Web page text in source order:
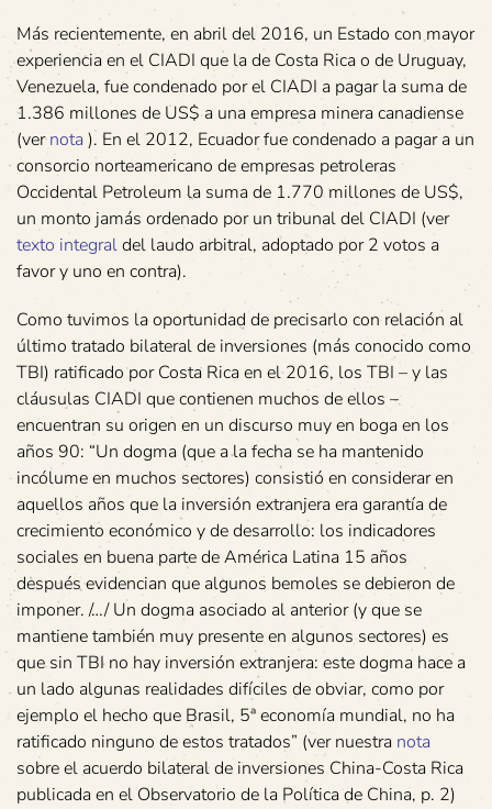
Más recientemente, en abril del 2016, un Estado con mayor
experiencia en el CIADI que la de Costa Rica o de Uruguay,
Venezuela, fue condenado por el CIADI a pagar la suma de
1.386 millones de US$ a una empresa minera canadiense
(vernota ). En el 2012, Ecuador fue condenado a pagar a un
consorcio norteamericano de empresas petroleras
Occidental Petroleum la suma de 1.770 millones de US$,
un monto jamás ordenado por un tribunal del CIADI (ver
texto integraldel laudo arbitral, adoptado por 2 votos a
favor y uno en contra).
Como tuvimos la oportunidad de precisarlo con relación al
último tratado bilateral de inversiones (más conocido como
TBI) ratificado por Costa Rica en el 2016, los TBI – y las
cláusulas CIADI que contienen muchos de ellos –
encuentran su origen en un discurso muy en boga en los
años 90: “Un dogma (que a la fecha se ha mantenido
incólume en muchos sectores) consistió en considerar en
aquellos años que la inversión extranjera era garantía de
crecimiento económico y de desarrollo: los indicadores
sociales en buena parte de América Latina 15 años
después evidencian que algunos bemoles se debieron de
imponer. /…/ Un dogma asociado al anterior (y que se
mantiene también muy presente en algunos sectores) es
que sin TBI no hay inversión extranjera: este dogma hace a
un lado algunas realidades difíciles de obviar, como por
ejemplo el hecho que Brasil, 5ª economía mundial, no ha
ratificado ninguno de estos tratados” (ver nuestra nota
sobre el acuerdo bilateral de inversiones China-Costa Rica
publicada en el Observatorio de la Política de China, p. 2)